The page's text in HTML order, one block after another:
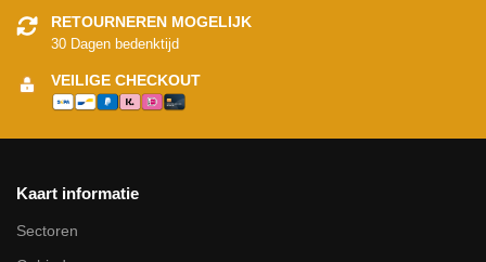
RETOURNEREN MOGELIJK
30 Dagen bedenktijd
VEILIGE CHECKOUT
Kaart informatie
Sectoren